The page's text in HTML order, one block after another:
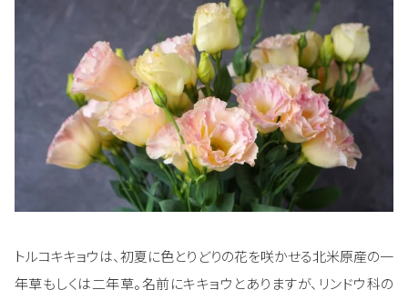
トルコキキョウは、初夏に色とりどりの花を咲かせる北米原産の一
年草もしくは二年草。名前にキキョウとありますが、リンドウ科の